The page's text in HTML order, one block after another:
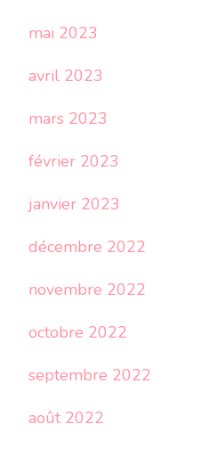
mai 2023
avril 2023
mars 2023
février 2023
janvier 2023
décembre 2022
novembre 2022
octobre 2022
septembre 2022
août 2022